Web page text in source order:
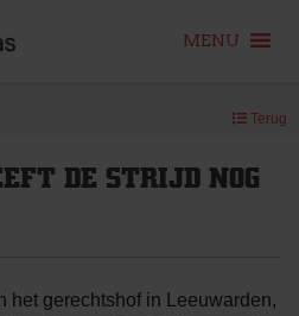
MENU
Terug
DE STRIJD NOG
het gerechtshof in Leeuwarden,